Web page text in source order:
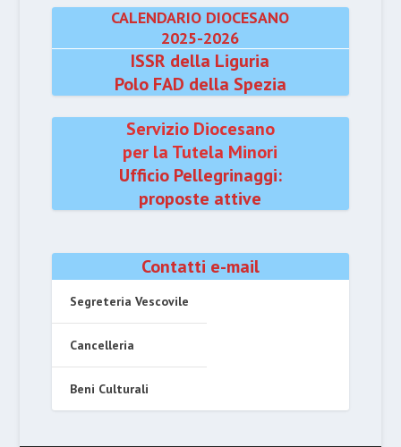
CALENDARIO DIOCESANO
2025-2026
ISSR della Liguria
Polo FAD della Spezia
Servizio Diocesano
per la Tutela Minori
Ufficio Pellegrinaggi:
proposte attive
Contatti e-mail
Segreteria Vescovile
Cancelleria
Beni Culturali